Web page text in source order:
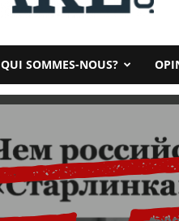
QUI SOMMES-NOUS?